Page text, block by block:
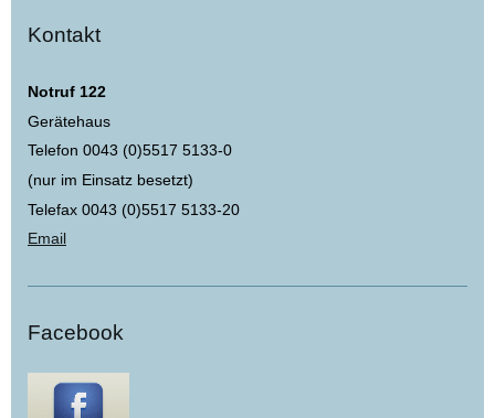
Kontakt
Notruf 122
Gerätehaus
Telefon 0043 (0)5517 5133-0
(nur im Einsatz besetzt)
Telefax 0043 (0)5517 5133-20
Email
Facebook